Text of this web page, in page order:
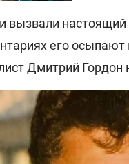
вызвали
его
Дмитрий Гордон